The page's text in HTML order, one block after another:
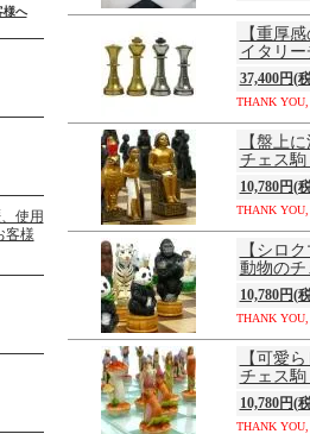
様へ
【重厚
イタリ
37,400円(
THANK
【盤上
チェス
10,780円(
THANK
【シロ
動物のチ
10,780円(
THANK
【可愛
チェス
10,780円(
THANK